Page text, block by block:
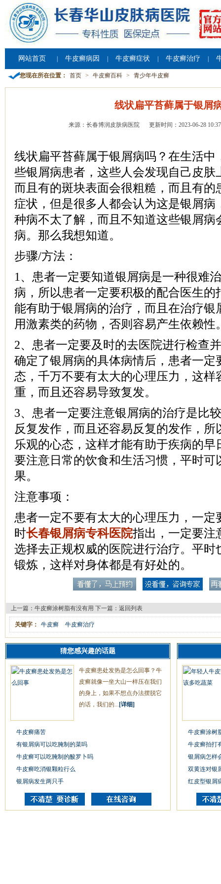
网站首页 牛皮癣病因 牛皮癣症状 牛皮癣治疗
您现在所在位置： 首页 > 牛皮癣百科 > 青少年牛皮癣
线状扁平苔藓属于银屑
来源：长春博润皮肤病医院 更新时间：2023-06-28
线状扁平苔藓属于银屑病吗？在生活中
些银屑病患者，这些人会发现自己皮肤
而且有的斑块表面会很粗糙，而且有的
症状，但是很多人都会认为这是银屑病
种病不太了解，而且不知道这些银屑病
病。那么我想知道。
步骤/方法：
1、患者一定要知道银屑病是一种很难
病，所以患者一定要积极的配合医生的
能有助于银屑病的治疗，而且在治疗银
用激素类的药物，否则容易产生依赖性
2、患者一定要及时的去医院进行检查
确定了银屑病的具体病情后，患者一定
态，千万不要有太大的心理压力，这样
重，而且还容易导致复发。
3、患者一定要注意银屑病的治疗是比
反复发作，而且还容易反复的发作，所
乐观的心态，这样才能有助于疾病的早
要注意日常的饮食和生活习惯，平时可
果。
注意事项：
患者一定不要有太大的心理压力，一定
时长春银屑病专科医院指出，一定要注
选择去正规权威的医院进行治疗。平时
锻炼，这样对身体都是有好处的。
上一篇： 牛皮癣涂树脂有没有用 下一篇： 返回列表
关键字： 牛皮癣 牛皮癣治疗
猜您感兴趣的话题
牛皮癣患处发热是怎么回事？牛
皮癣就像一坐大山一样压在我们
的身上，如果不想点办法摆脱它
的话，我们的... [详细]
牛皮癣痛苦
有银屑病可以吃腌制的菜吗
牛皮癣可以吃腌制的酸罗卜吗
牛皮癣吃消银颗粒行么
银屑病发生两只手
牛皮癣涂树
牛皮癣拍打
银屑病怎样
双黄连对银
红皮型银屑